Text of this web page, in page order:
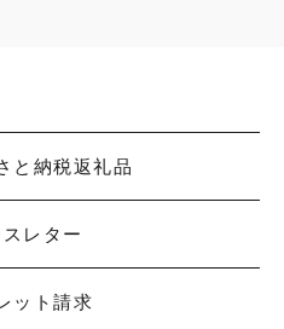
と納税返礼品
レター
ット請求